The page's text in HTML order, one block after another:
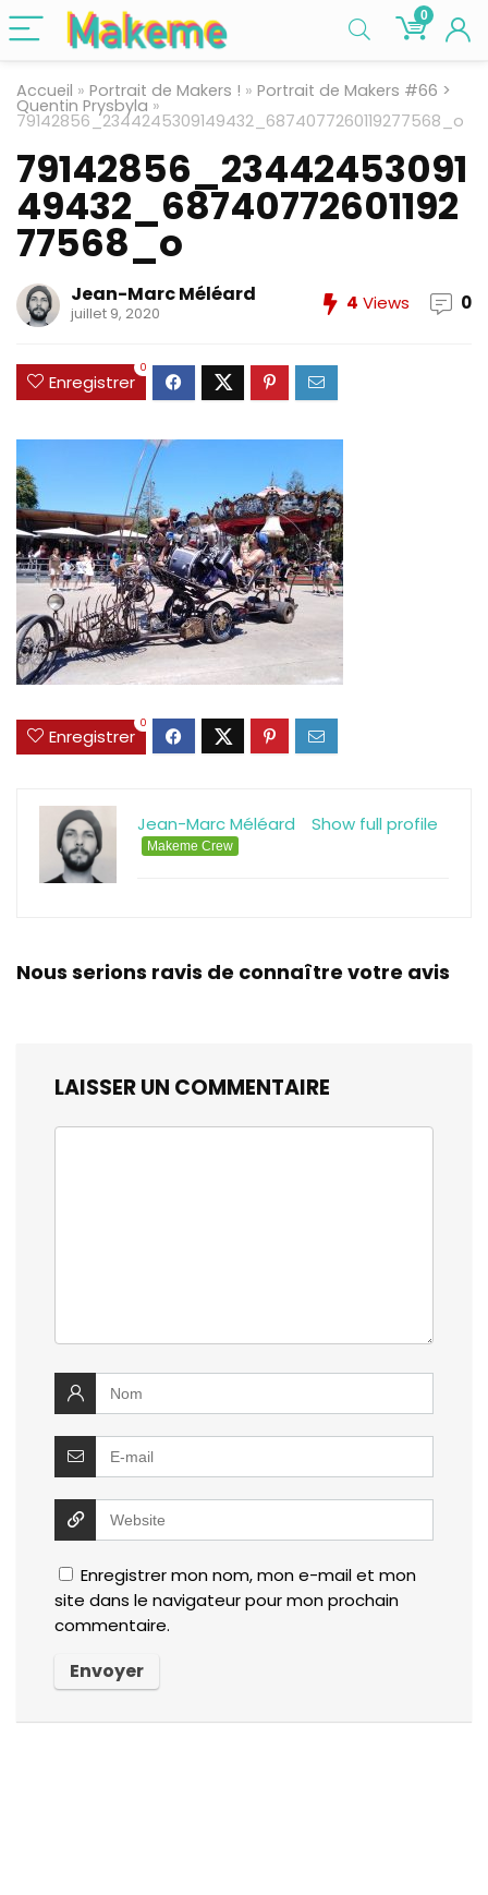
0
Accueil » Portrait de Makers ! » Portrait de Makers #66 >
Quentin Prysbyla »
79142856_2344245309149432_6874077260119277568_o
79142856_23442453091
49432_68740772601192
77568_o
Jean-Marc Méléard
juillet 9, 2020 4 Views 0
Enregistrer
0
Enregistrer
0
Show full profile
Jean-Marc Méléard
Makeme Crew
Nous serions ravis de connaître votre avis
LAISSER UN COMMENTAIRE
Enregistrer mon nom, mon e-mail et mon
site dans le navigateur pour mon prochain
commentaire.